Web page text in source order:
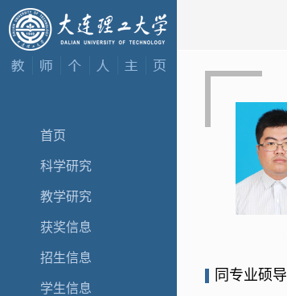
首页
科学研究
教学研究
获奖信息
招生信息
学生信息
同专业硕导